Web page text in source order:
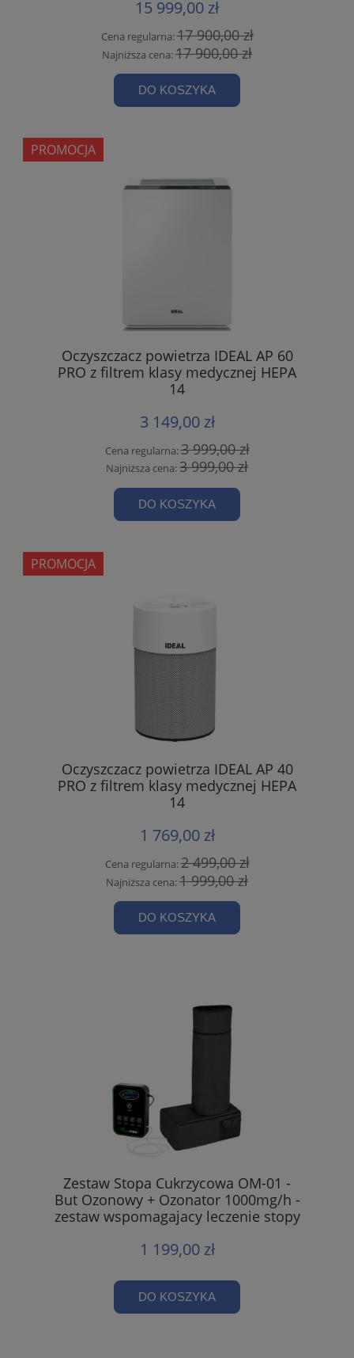
15 999,00 zł
Cena regularna:17 900,00 zł
Najniższa cena:17 900,00 zł
DO KOSZYKA
Oczyszczacz powietrza IDEAL AP 60
PRO z filtrem klasy medycznej HEPA
14
3 149,00 zł
Cena regularna:3 999,00 zł
Najniższa cena:3 999,00 zł
DO KOSZYKA
PROMOCJA
Oczyszczacz powietrza IDEAL AP 40
PRO z filtrem klasy medycznej HEPA
14
1 769,00 zł
Cena regularna:2 499,00 zł
Najniższa cena:1 999,00 zł
DO KOSZYKA
PROMOCJA
Zestaw Stopa Cukrzycowa OM-01 -
But Ozonowy + Ozonator 1000mg/h -
zestaw wspomagajacy leczenie stopy
1 199,00 zł
DO KOSZYKA